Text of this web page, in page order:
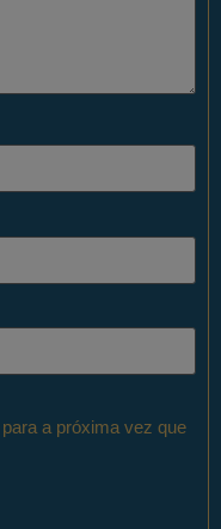
a próxima vez que